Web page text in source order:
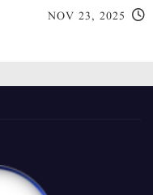
NOV 23, 2025